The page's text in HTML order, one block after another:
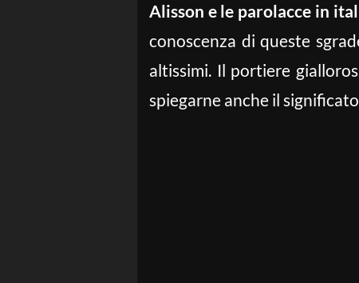
Alisson e le parolacce in
conoscenza di queste
altissimi. Il portiere
spiegarne anche il